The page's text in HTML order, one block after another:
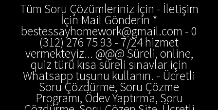
Tüm Soru Çözümleriniz İçin - İletişim
İçin Mail Gönderin *
bestessayhomework@gmail.com - 0
(312) 276 75 93 - 7/24 hizmet
vermekteyiz... @@@ Süreli, online,
quiz türü kısa süreli sınavlar için
Whatsapp tuşunu kullanın. - Ücretli
Soru Çözdürme, Soru Çözme
Programı, Ödev Yaptırma, Soru